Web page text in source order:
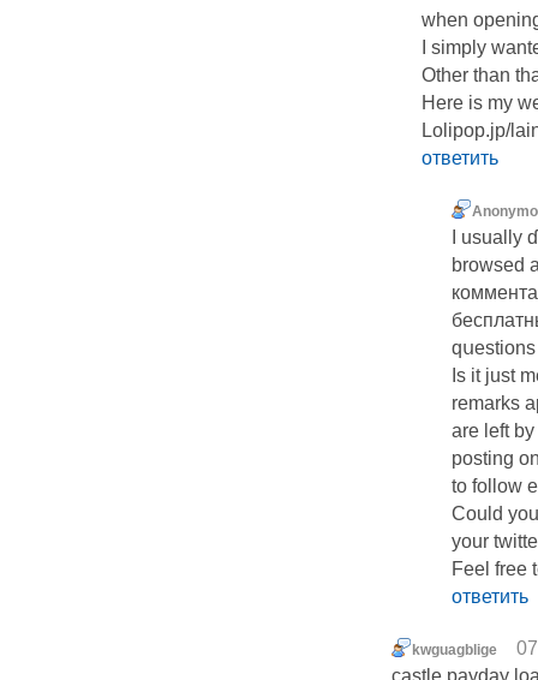
when
I simply
Other than
Here is my
Lolipop.jp/
ответить
I usually
brοwsed
qսestions
Is it juѕt
remarks
are left
posting
to follow
Could
your
Feel free
ответить
kwguagblige